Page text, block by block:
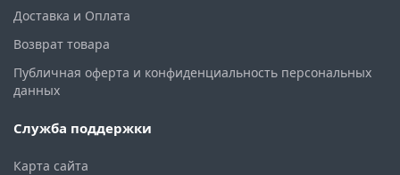
Доставка и Оплата
Возврат товара
Публичная оферта и конфиденциальность персональных
данных
Служба поддержки
Карта сайта